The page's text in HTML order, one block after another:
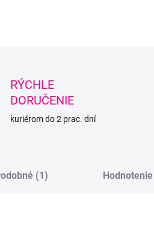
RÝCHLE
DORUČENIE
kuriérom do 2 prac. dní
(1) Hodnotenie